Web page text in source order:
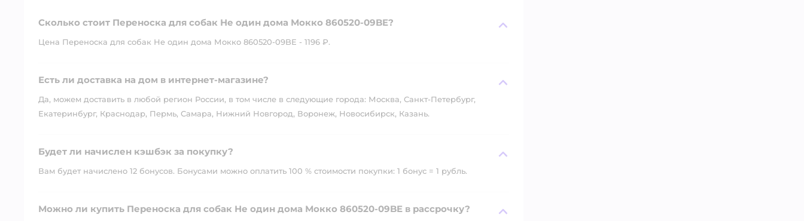
Сколько стоит Переноска для собак Не один дома Мокко 860520-09BE?
Цена Переноска для собак Не один дома Мокко 860520-09BE - 1196 ₽.
Есть ли доставка на дом в интернет-магазине?
Да, можем доставить в любой регион России, в том числе в следующие города: Москва, Санкт-Петербург,
Екатеринбург, Краснодар, Пермь, Самара, Нижний Новгород, Воронеж, Новосибирск, Казань.
Будет ли начислен кэшбэк за покупку?
Вам будет начислено 12 бонусов. Бонусами можно оплатить 100 % стоимости покупки: 1 бонус = 1 рубль.
Можно ли купить Переноска для собак Не один дома Мокко 860520-09BE в рассрочку?